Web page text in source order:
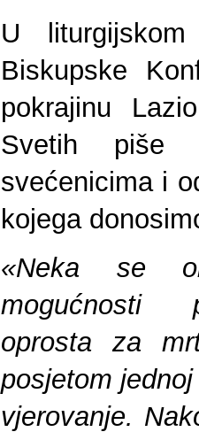
U
Biskupske
pokrajinu
Svetih piše
svećenicima i
kojega
«Neka se
mogućnosti
oprosta za
posjetom
vjerovanje.